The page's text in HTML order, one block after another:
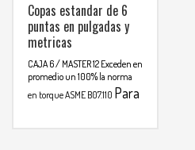
Copas estandar de 6
puntas en pulgadas y
metricas
CAJA 6 / MASTER 12 Exceden en
promedio un 100% la norma
en torque ASME B07.110 Para